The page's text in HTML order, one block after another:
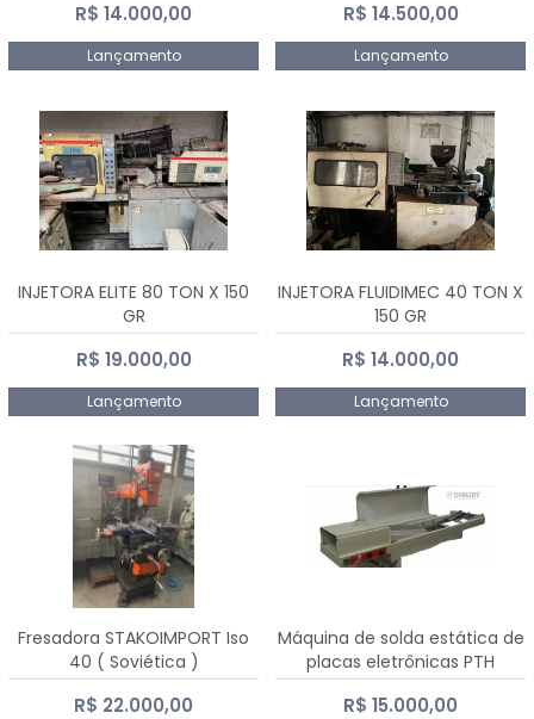
R$ 14.000,00
Lançamento
R$ 14.500,00
Lançamento
INJETORA ELITE 80 TON X 150
GR
R$ 19.000,00
Lançamento
INJETORA FLUIDIMEC 40 TON X
150 GR
R$ 14.000,00
Lançamento
Fresadora STAKOIMPORT Iso
40 ( Soviética )
R$ 22.000,00
Máquina de solda estática de
placas eletrônicas PTH
DIALSAT
R$ 15.000,00